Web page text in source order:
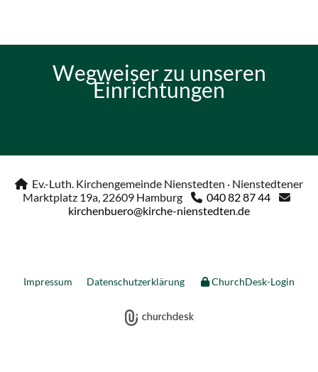
Wegweiser zu unseren
Einrichtungen
 Ev.-Luth. Kirchengemeinde Nienstedten · Nienstedtener
Marktplatz 19a, 22609 Hamburg
 040 82 87 44 
kirchenbuero@kirche-nienstedten.de
Impressum Datenschutzerklärung ChurchDesk-Login